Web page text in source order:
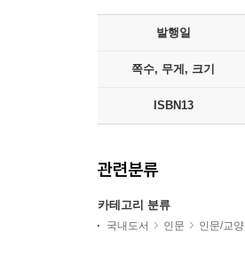
발행일
쪽수, 무게, 크기
ISBN13
관련분류
카테고리 분류
국내도서 인문 인문/교양